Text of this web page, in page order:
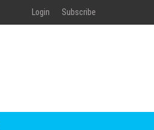
Login Subscribe